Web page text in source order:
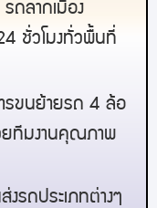
รถลากเมือง
ชั่วโมงทั่วพื้นที่
รขนย้ายรถ 4 ล้อ
วยทีมงานคุณภาพ
งรถประเภทต่างๆ